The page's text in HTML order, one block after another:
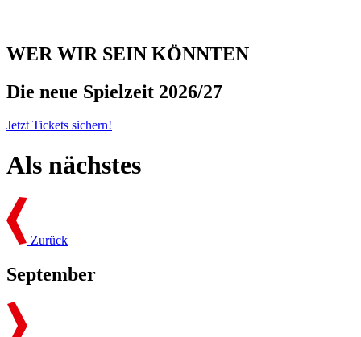
WER WIR SEIN KÖNNTEN
Die neue Spielzeit 2026/27
Jetzt Tickets sichern!
Als nächstes
Zurück
September